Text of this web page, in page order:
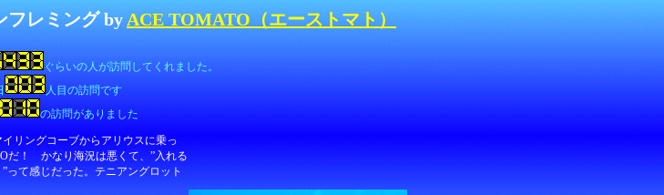
フレミング by ACE TOMATO（エーストマト）
ぐらいの人が訪問してくれました。
人目の訪問です
の訪問がありました
リングコーブからアリウスに乗っ
だ！ かなり海況は悪くて、”入れる
って感じだった。テニアングロット